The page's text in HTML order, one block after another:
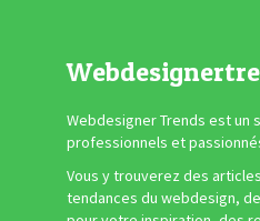
Webdesigner Trends est un
professionnels et
Vous y trouverez des
tendances du webdesign,